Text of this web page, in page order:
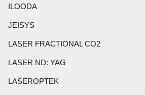
ILOODA
JEISYS
LASER FRACTIONAL CO2
LASER ND: YAG
LASEROPTEK